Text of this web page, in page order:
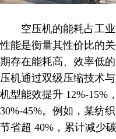
空压机的能耗占工业
性能是衡量其性价比的
期存在能耗高、效率低
压机通过双级压缩技术
机型能效提升 12%-15%
30%-45%。例如，某纺
节省超 40%，累计减少